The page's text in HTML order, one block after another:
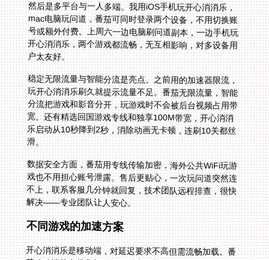
然后是多平台与一人多端。我用iOS手机玩开心消消乐，
mac电脑玩问道，番茄可同时登录两个设备，不用切换账
号或额外付费。上周六一边电脑刷问道副本，一边手机玩
开心消消乐，两个游戏都流畅，无互相影响，对多设备用
户太友好。
稳定无限流量与智能分流是亮点。之前用的加速器限流，
玩开心消消乐刷久就提示流量不足。番茄无限流量，智能
分流把游戏和影音分开，玩游戏时不会被后台视频占用带
宽。还有精选回国游戏专线和独享100M带宽，开心消消
乐启动从10秒降到2秒，消除动画无卡顿，连刷10关都丝
滑。
数据安全方面，番茄用专线传输加密，海外公共WiFi玩游
戏也不用担心账号泄露。售后更贴心，一次玩问道突然连
不上，联系客服几分钟就回复，技术团队远程排查，很快
解决——专业团队让人安心。
不同游戏的加速方案
开心消消乐是移动端，对延迟要求不高但需流畅加载。番
茄移动端节点优化好，打开后启动快，消除动画无卡顿，